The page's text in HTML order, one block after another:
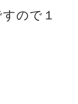
ので１